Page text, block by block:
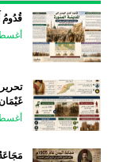
قُدُومُ
أغسطس
أغسطس
مَجَاعَةُ 1905م.. عَام الجوع الأَكْبَر في تاريخ